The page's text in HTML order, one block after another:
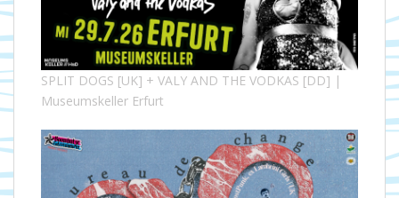
SPLIT DOGS [UK] + VALY AND THE VODKAS [DD] |
Museumskeller Erfurt